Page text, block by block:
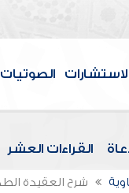
الصوتيات
القراءات العشر
شرح العقيدة